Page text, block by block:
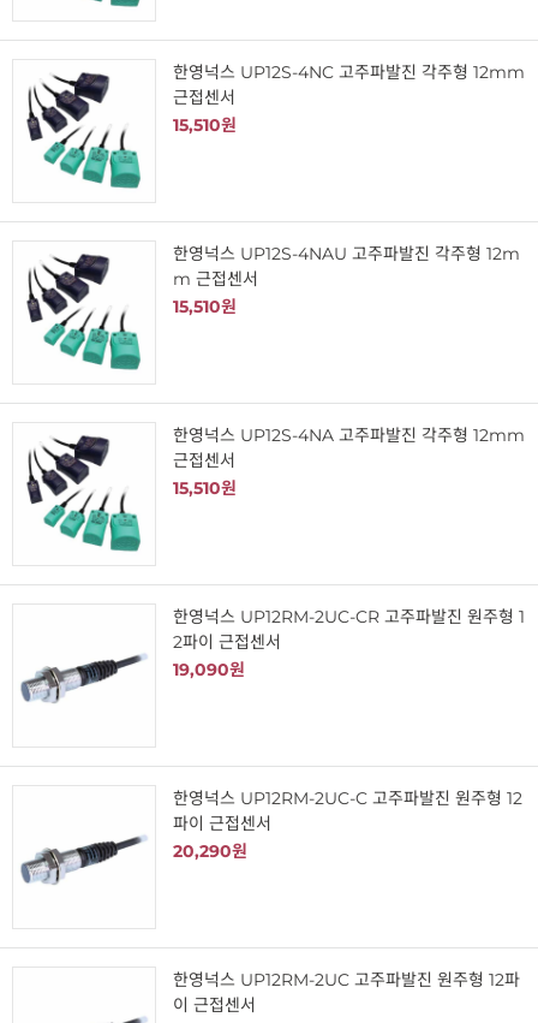
한영넉스 UP12S-4NC 고주파발진 각주형 12mm
근접센서
15,510원
한영넉스 UP12S-4NAU 고주파발진 각주형 12m
m 근접센서
15,510원
한영넉스 UP12S-4NA 고주파발진 각주형 12mm
근접센서
15,510원
한영넉스 UP12RM-2UC-CR 고주파발진 원주형 1
2파이 근접센서
19,090원
한영넉스 UP12RM-2UC-C 고주파발진 원주형 12
파이 근접센서
20,290원
한영넉스 UP12RM-2UC 고주파발진 원주형 12파
이 근접센서